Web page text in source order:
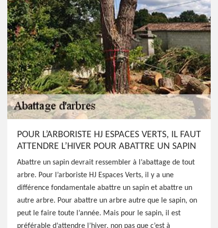
POUR L’ARBORISTE HJ ESPACES VERTS, IL FAUT
ATTENDRE L’HIVER POUR ABATTRE UN SAPIN
Abattre un sapin devrait ressembler à l’abattage de tout
arbre. Pour l’arboriste HJ Espaces Verts, il y a une
différence fondamentale abattre un sapin et abattre un
autre arbre. Pour abattre un arbre autre que le sapin, on
peut le faire toute l’année. Mais pour le sapin, il est
préférable d’attendre l’hiver, non pas que c’est à